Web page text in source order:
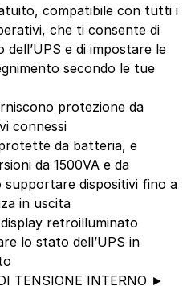
compatibile con tutti i
che ti consente di
e di impostare le
secondo le tue
protezione da
connessi
da batteria, e
da 1500VA e da
supportare dispositivi fino a
in uscita
retroilluminato
lo stato dell’UPS in
TENSIONE INTERNO ►